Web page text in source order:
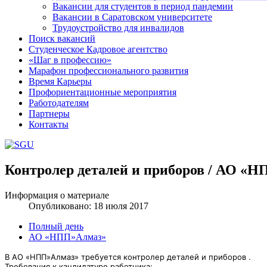
Вакансии для студентов в период пандемии
Вакансии в Саратовском университете
Трудоустройство для инвалидов
Поиск вакансий
Студенческое Кадровое агентство
«Шаг в профессию»
Марафон профессионального развития
Время Карьеры
Профориентационные мероприятия
Работодателям
Партнеры
Контакты
Шаблоны Joomla 3 здесь:http://www.joomla3x.ru/joomla3-
Контролер деталей и приборов / АО
Информация о материале
Опубликовано: 18 июля 2017
Полный день
АО «НПП»Алмаз»
В АО «НПП»Алмаз» требуется контролер деталей и приборов .